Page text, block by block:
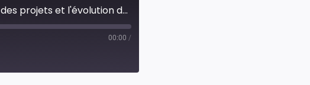
Méthodologie et impact de l'IA dans la gestion des projets et l'évolution des entreprise de la tech
00:00 /